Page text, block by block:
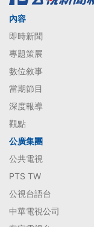
內容
即時新聞
專題策展
數位敘事
當期節目
深度報導
觀點
公廣集團
公共電視
PTS TW
公視台語台
中華電視公司